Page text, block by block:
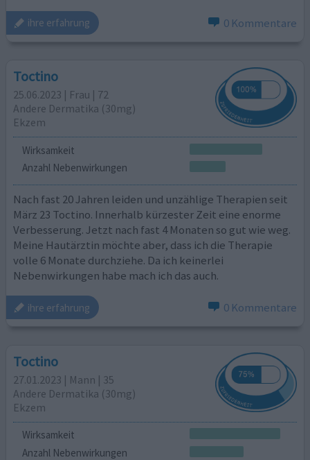
ihre erfahrung 0 Kommentare
Toctino
25.06.2023 | Frau | 72
Andere Dermatika (30mg)
Ekzem
Wirksamkeit
Anzahl Nebenwirkungen
Nach fast 20 Jahren leiden und unzählige Therapien seit
März 23 Toctino. Innerhalb kürzester Zeit eine enorme
Verbesserung. Jetzt nach fast 4 Monaten so gut wie weg.
Meine Hautärztin möchte aber, dass ich die Therapie
volle 6 Monate durchziehe. Da ich keinerlei
Nebenwirkungen habe mach ich das auch.
ihre erfahrung 0 Kommentare
Toctino
27.01.2023 | Mann | 35
Andere Dermatika (30mg)
Ekzem
Wirksamkeit
Anzahl Nebenwirkungen